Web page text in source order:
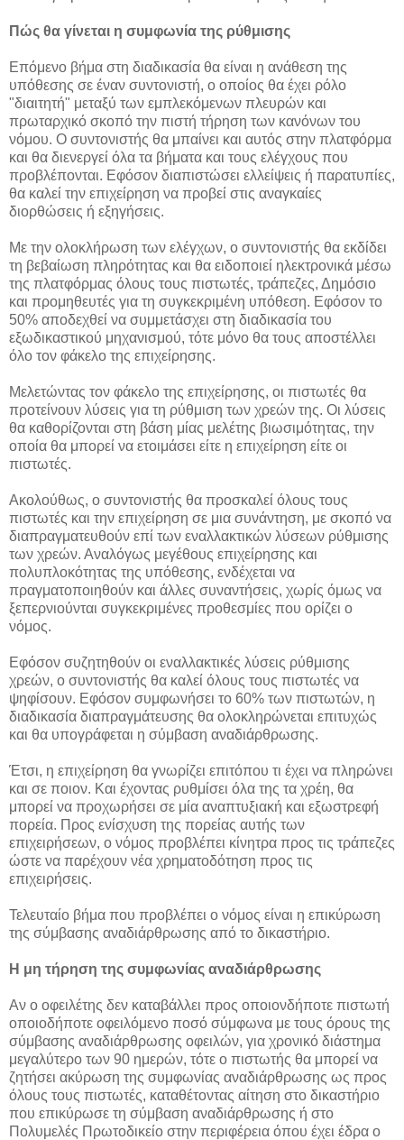
Πώς θα γίνεται η συμφωνία της ρύθμισης
Επόμενο βήμα στη διαδικασία θα είναι η ανάθεση της
υπόθεσης σε έναν συντονιστή, ο οποίος θα έχει ρόλο
"διαιτητή" μεταξύ των εμπλεκόμενων πλευρών και
πρωταρχικό σκοπό την πιστή τήρηση των κανόνων του
νόμου. Ο συντονιστής θα μπαίνει και αυτός στην πλατφόρμα
και θα διενεργεί όλα τα βήματα και τους ελέγχους που
προβλέπονται. Εφόσον διαπιστώσει ελλείψεις ή παρατυπίες,
θα καλεί την επιχείρηση να προβεί στις αναγκαίες
διορθώσεις ή εξηγήσεις.
Με την ολοκλήρωση των ελέγχων, ο συντονιστής θα εκδίδει
τη βεβαίωση πληρότητας και θα ειδοποιεί ηλεκτρονικά μέσω
της πλατφόρμας όλους τους πιστωτές, τράπεζες, Δημόσιο
και προμηθευτές για τη συγκεκριμένη υπόθεση. Εφόσον το
50% αποδεχθεί να συμμετάσχει στη διαδικασία του
εξωδικαστικού μηχανισμού, τότε μόνο θα τους αποστέλλει
όλο τον φάκελο της επιχείρησης.
Μελετώντας τον φάκελο της επιχείρησης, οι πιστωτές θα
προτείνουν λύσεις για τη ρύθμιση των χρεών της. Οι λύσεις
θα καθορίζονται στη βάση μίας μελέτης βιωσιμότητας, την
οποία θα μπορεί να ετοιμάσει είτε η επιχείρηση είτε οι
πιστωτές.
Ακολούθως, ο συντονιστής θα προσκαλεί όλους τους
πιστωτές και την επιχείρηση σε μια συνάντηση, με σκοπό να
διαπραγματευθούν επί των εναλλακτικών λύσεων ρύθμισης
των χρεών. Αναλόγως μεγέθους επιχείρησης και
πολυπλοκότητας της υπόθεσης, ενδέχεται να
πραγματοποιηθούν και άλλες συναντήσεις, χωρίς όμως να
ξεπερνιούνται συγκεκριμένες προθεσμίες που ορίζει ο
νόμος.
Εφόσον συζητηθούν οι εναλλακτικές λύσεις ρύθμισης
χρεών, ο συντονιστής θα καλεί όλους τους πιστωτές να
ψηφίσουν. Εφόσον συμφωνήσει το 60% των πιστωτών, η
διαδικασία διαπραγμάτευσης θα ολοκληρώνεται επιτυχώς
και θα υπογράφεται η σύμβαση αναδιάρθρωσης.
Έτσι, η επιχείρηση θα γνωρίζει επιτόπου τι έχει να πληρώνει
και σε ποιον. Και έχοντας ρυθμίσει όλα της τα χρέη, θα
μπορεί να προχωρήσει σε μία αναπτυξιακή και εξωστρεφή
πορεία. Προς ενίσχυση της πορείας αυτής των
επιχειρήσεων, ο νόμος προβλέπει κίνητρα προς τις τράπεζες
ώστε να παρέχουν νέα χρηματοδότηση προς τις
επιχειρήσεις.
Τελευταίο βήμα που προβλέπει ο νόμος είναι η επικύρωση
της σύμβασης αναδιάρθρωσης από το δικαστήριο.
Η μη τήρηση της συμφωνίας αναδιάρθρωσης
Αν ο οφειλέτης δεν καταβάλλει προς οποιονδήποτε πιστωτή
οποιοδήποτε οφειλόμενο ποσό σύμφωνα με τους όρους της
σύμβασης αναδιάρθρωσης οφειλών, για χρονικό διάστημα
μεγαλύτερο των 90 ημερών, τότε ο πιστωτής θα μπορεί να
ζητήσει ακύρωση της συμφωνίας αναδιάρθρωσης ως προς
όλους τους πιστωτές, καταθέτοντας αίτηση στο δικαστήριο
που επικύρωσε τη σύμβαση αναδιάρθρωσης ή στο
Πολυμελές Πρωτοδικείο στην περιφέρεια όπου έχει έδρα ο